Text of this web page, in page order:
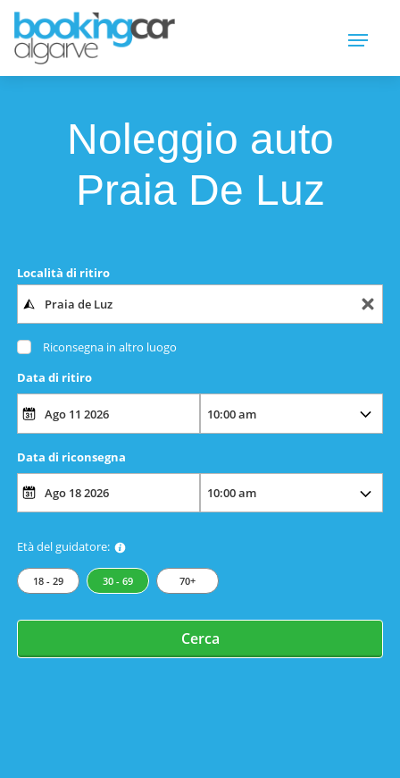
Noleggio auto
Praia De Luz
Località di ritiro
Riconsegna in altro luogo
Data di ritiro
Data di riconsegna
Età del guidatore:
18 - 29 30 - 69 70+
Cerca